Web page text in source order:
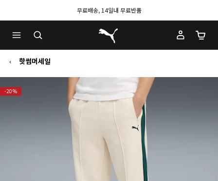
무료배송, 14일내 무료반품
푸마 홈
장바
핫썸머세일
-20%